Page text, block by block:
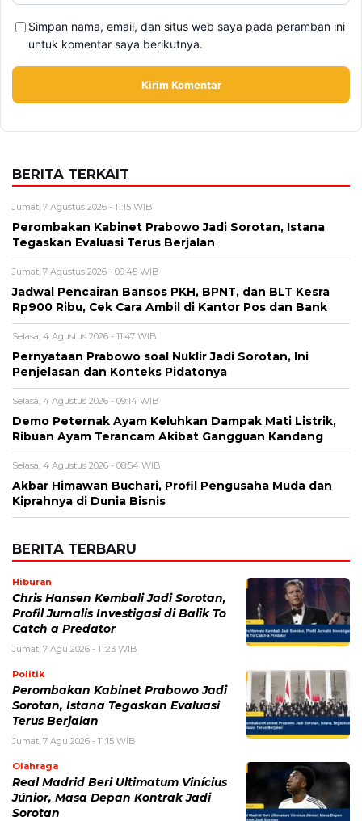
Simpan nama, email, dan situs web saya pada peramban ini
untuk komentar saya berikutnya.
BERITA TERKAIT
Jumat, 7 Agustus 2026 - 11:15 WIB
Perombakan Kabinet Prabowo Jadi Sorotan, Istana
Tegaskan Evaluasi Terus Berjalan
Jumat, 7 Agustus 2026 - 09:45 WIB
Jadwal Pencairan Bansos PKH, BPNT, dan BLT Kesra
Rp900 Ribu, Cek Cara Ambil di Kantor Pos dan Bank
Selasa, 4 Agustus 2026 - 11:47 WIB
Pernyataan Prabowo soal Nuklir Jadi Sorotan, Ini
Penjelasan dan Konteks Pidatonya
Selasa, 4 Agustus 2026 - 09:14 WIB
Demo Peternak Ayam Keluhkan Dampak Mati Listrik,
Ribuan Ayam Terancam Akibat Gangguan Kandang
Selasa, 4 Agustus 2026 - 08:54 WIB
Akbar Himawan Buchari, Profil Pengusaha Muda dan
Kiprahnya di Dunia Bisnis
BERITA TERBARU
Hiburan
Chris Hansen Kembali Jadi Sorotan,
Profil Jurnalis Investigasi di Balik To
Catch a Predator
Jumat, 7 Agu 2026 - 11:23 WIB
Politik
Perombakan Kabinet Prabowo Jadi
Sorotan, Istana Tegaskan Evaluasi
Terus Berjalan
Jumat, 7 Agu 2026 - 11:15 WIB
Olahraga
Real Madrid Beri Ultimatum Vinícius
Júnior, Masa Depan Kontrak Jadi
Sorotan